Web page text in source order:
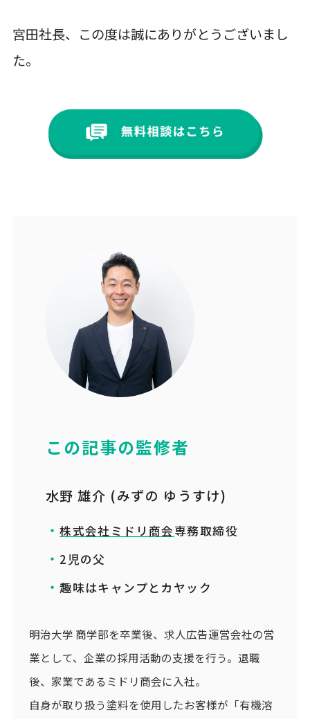
宮田社長、この度は誠にありがとうございまし
た。
この記事の監修者
水野 雄介 (みずの ゆうすけ)
株式会社ミドリ商会専務取締役
2児の父
趣味はキャンプとカヤック
明治大学 商学部を卒業後、求人広告運営会社の営
業として、企業の採用活動の支援を行う。退職
後、家業であるミドリ商会に入社。
自身が取り扱う塗料を使用したお客様が「有機溶